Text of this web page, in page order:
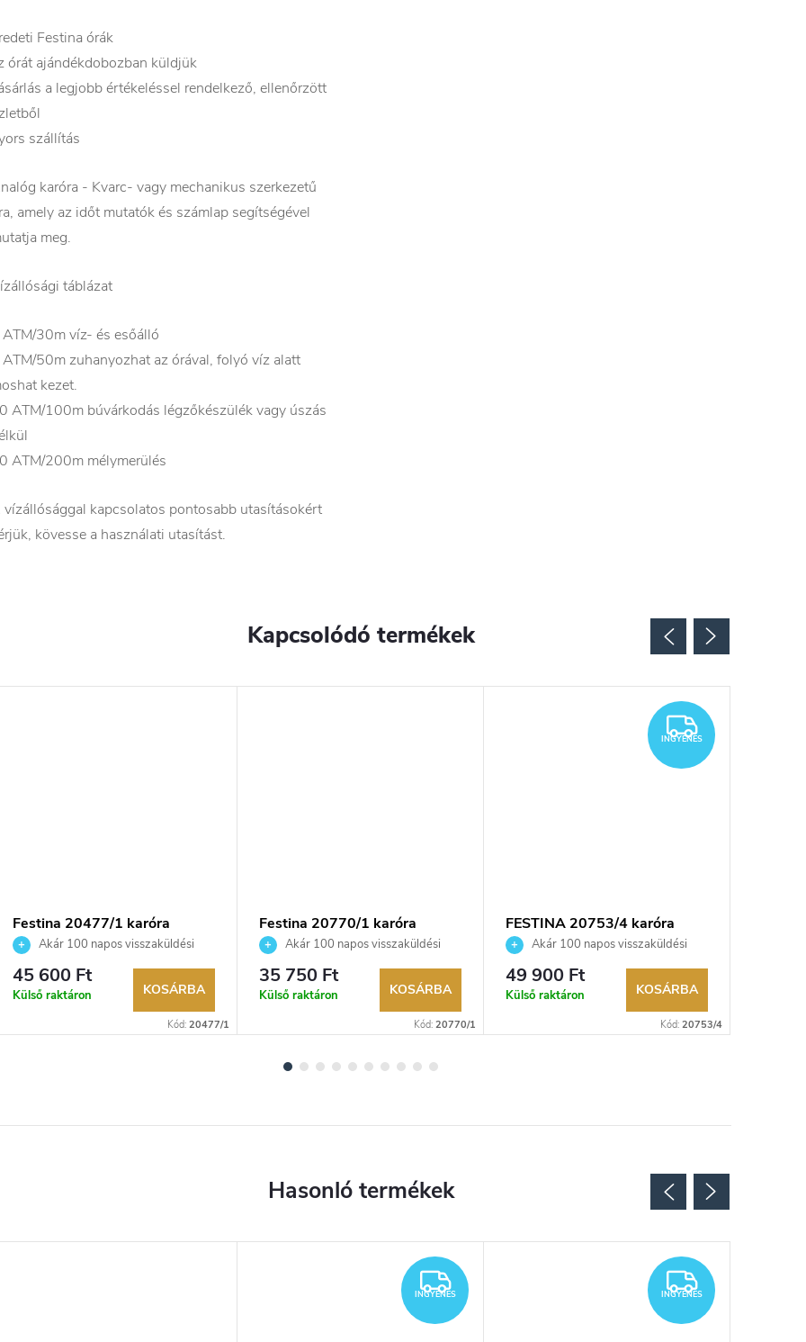
Festina órák
órát ajándékdobozban küldjük
a legjobb értékeléssel rendelkező, ellenőrzött
szállítás
karóra - Kvarc- vagy mechanikus szerkezetű
amely az időt mutatók és számlap segítségével
meg.
táblázat
30m víz- és esőálló
50m zuhanyozhat az órával, folyó víz alatt
kezet.
ATM/100m búvárkodás légzőkészülék vagy úszás
ATM/200m mélymerülés
vízállósággal kapcsolatos pontosabb utasításokért
kövesse a használati utasítást.
Kapcsolódó termékek
Festina 20477/1 karóra
Akár 100 napos visszaküldési
lehetőség. Hivatalos márkakereskedő.
45 600 Ft
Külső raktáron KOSÁRBA
Kód: 20477/1
Festina 20770/1 karóra
Akár 100 napos visszaküldési
lehetőség. Hivatalos márkakereskedő.
35 750 Ft
Külső raktáron KOSÁRBA
Kód: 20770/1
INGYENES
INGYENES
FESTINA 20753/4 karóra
Akár 100 napos visszaküldési
lehetőség. Hivatalos márkakereskedő.
49 900 Ft
Külső raktáron KOSÁRBA
Kód: 20753/4
INGYENES
INGYENES INGYENES
INGYENES